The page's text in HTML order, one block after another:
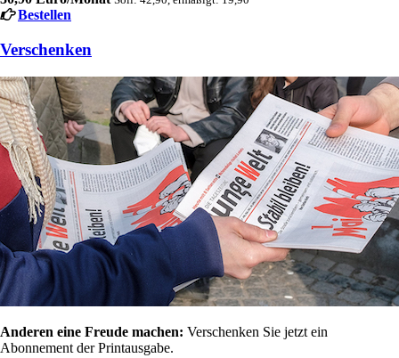
Bestellen
Verschenken
Anderen eine Freude machen: Verschenken Sie jetzt ein
Abonnement der Printausgabe.